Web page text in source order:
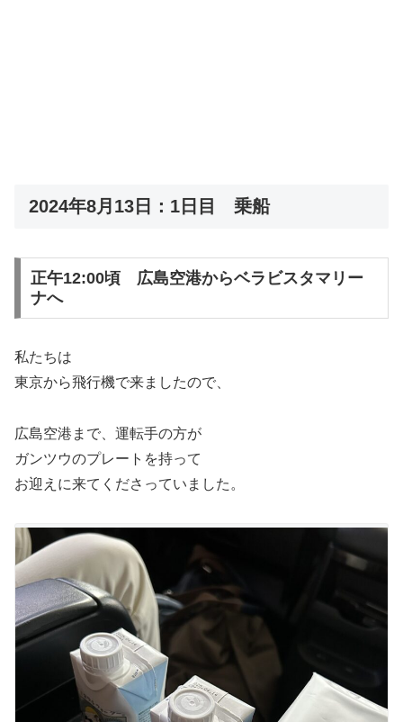
2024年8月13日：1日目 乗船
正午12:00頃 広島空港からベラビスタマリー
ナへ
私たちは
東京から飛行機で来ましたので、
広島空港まで、運転手の方が
ガンツウのプレートを持って
お迎えに来てくださっていました。